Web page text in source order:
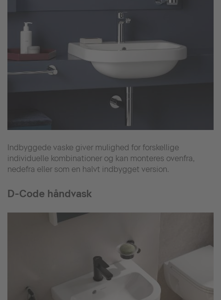
Indbyggede vaske giver mulighed for forskellige
individuelle kombinationer og kan monteres ovenfra,
nedefra eller som en halvt indbygget version.
D-Code håndvask